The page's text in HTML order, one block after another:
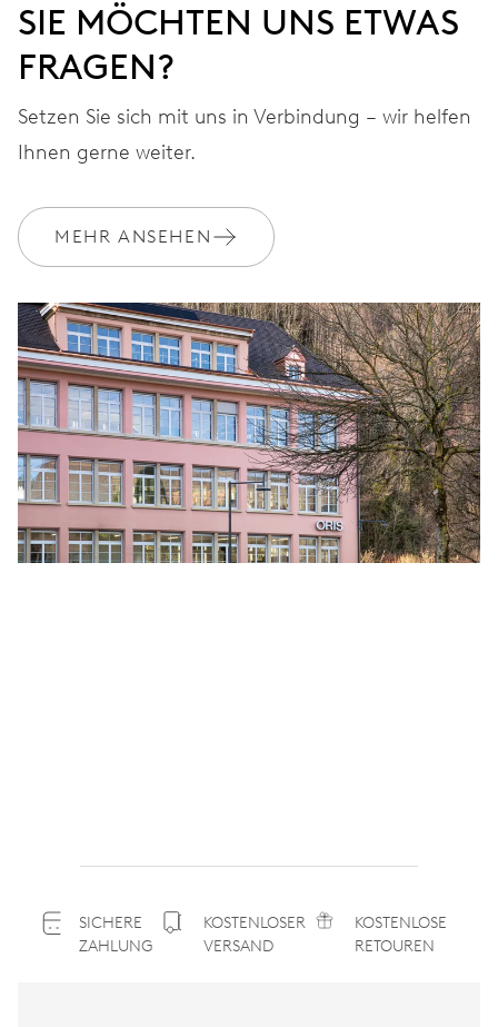
SIE MÖCHTEN UNS ETWAS
FRAGEN?
Setzen Sie sich mit uns in Verbindung – wir helfen
Ihnen gerne weiter.
MEHR ANSEHEN
SICHERE
ZAHLUNG
KOSTENLOSER
VERSAND
KOSTENLOSE
RETOUREN